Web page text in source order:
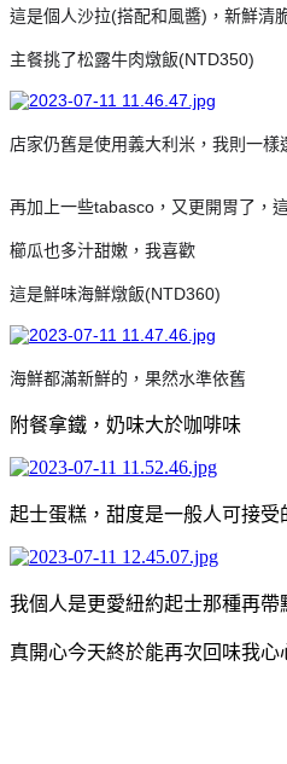
這是個人沙拉(搭配和風醬)， 新鮮清
主餐挑了松露牛肉燉飯(NTD350)
店家仍舊是使用義大利米，我則一
再加上一些tabasco，又更開胃了，
櫛瓜也多汁甜嫩，我喜歡
這是鮮味海鮮燉飯(NTD360)
海鮮都滿新鮮的，果然水準依舊
附餐拿鐵，奶味大於咖啡味
起士蛋糕，甜度是一般人可接受
我個人是更愛紐約起士那種再帶
真開心今天終於能再次回味我心